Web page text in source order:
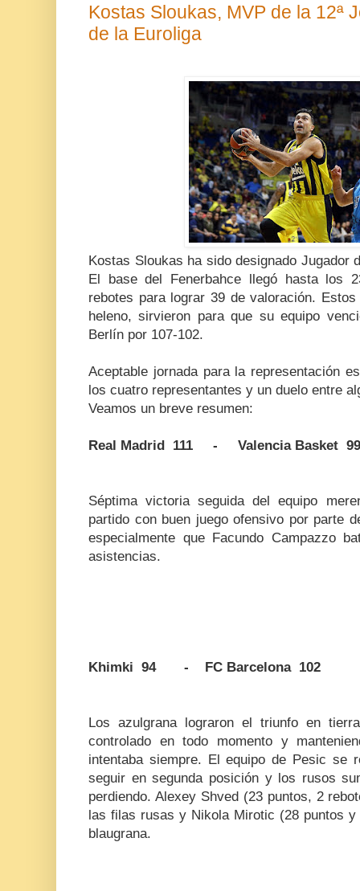
Kostas Sloukas, MVP de la 12ª
de la Euroliga
Kostas Sloukas ha sido designado Jugador
El base del Fenerbahce llegó hasta los
rebotes para lograr 39 de valoración.
heleno, sirvieron para que su equipo
Berlín por 107-102.
Aceptable jornada para la representación
los cuatro representantes y un duelo entre
Veamos un breve resumen:
Real Madrid 111 - Valencia Basket 99
Séptima victoria seguida del equipo
partido con buen juego ofensivo por parte
especialmente que Facundo Campazzo
asistencias.
Khimki 94 - FC Barcelona 102
Los azulgrana lograron el triunfo en
controlado en todo momento y
intentaba siempre. El equipo de Pesic se
seguir en segunda posición y los rusos
perdiendo. Alexey Shved (23 puntos, 2
las filas rusas y Nikola Mirotic (28 puntos
blaugrana.